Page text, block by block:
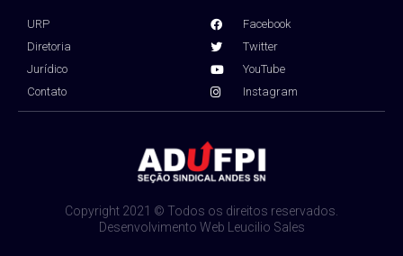
URP
Diretoria
Jurídico
Contato
Facebook
Twitter
YouTube
Instagram
Copyright 2021 © Todos os direitos reservados.
Desenvolvimento Web Leucilio Sales